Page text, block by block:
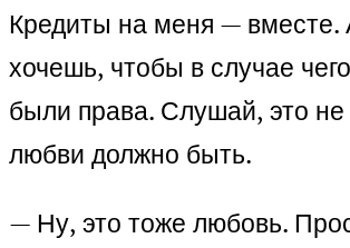
Кредиты на меня — вместе.
хочешь, чтобы в случае
были права. Слушай, это не
любви должно быть.
— Ну, это тоже любовь.